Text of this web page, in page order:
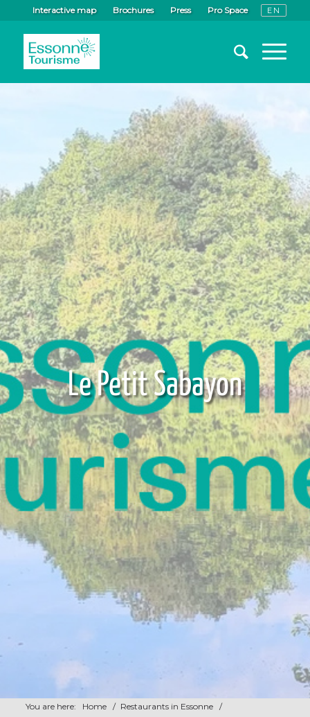
Interactive map Brochures Press Pro Space
Le Petit Sabayon
You are here: Home / Restaurants in Essonne
/